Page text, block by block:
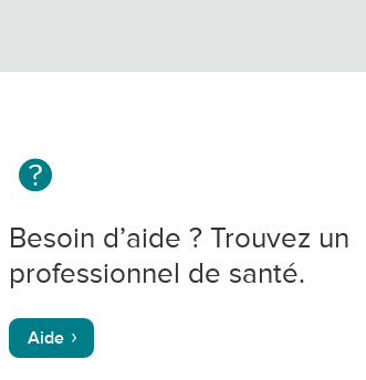
Besoin d’aide ? Trouvez un
professionnel de santé.
Aide